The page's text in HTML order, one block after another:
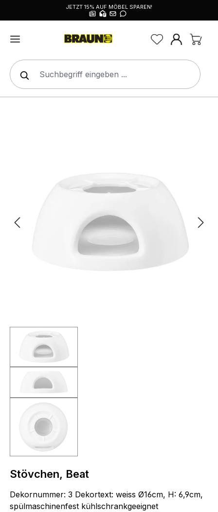
JETZT 15% AUF MÖBEL SPAREN!
Stövchen, Beat
Dekornummer: 3 Dekortext: weiss Ø16cm, H: 6,9cm,
spülmaschinenfest kühlschrankgeeignet